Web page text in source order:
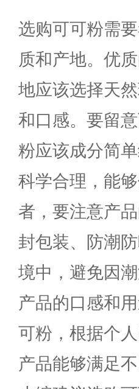
选购可可粉需
质和产地。优
地应该选择天
和口感。要留
粉应该成分简
科学合理，能
者，要注意产
封包装、防潮
境中，避免因
产品的口感和
可粉，根据个
产品能够满足